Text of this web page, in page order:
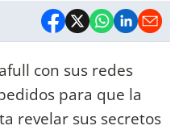
con sus redes
para que la
revelar sus secretos